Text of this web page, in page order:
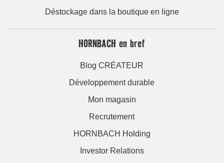
Déstockage dans la boutique en ligne
HORNBACH en bref
Blog CRÉATEUR
Développement durable
Mon magasin
Recrutement
HORNBACH Holding
Investor Relations